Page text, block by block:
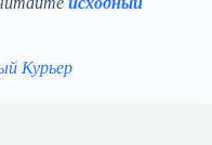
Курьер